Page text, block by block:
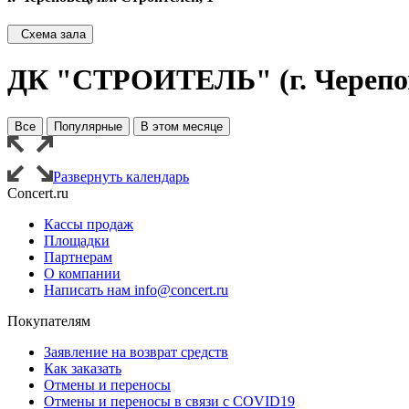
Схема зала
ДК "СТРОИТЕЛЬ" (г.
Все Популярные В этом месяце
Развернуть календарь
Concert.ru
Кассы продаж
Площадки
Партнерам
О компании
Написать нам info@concert.ru
Покупателям
Заявление на возврат средств
Как заказать
Отмены и переносы
Отмены и переносы в связи с COVID19